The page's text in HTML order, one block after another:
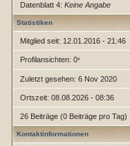
Datenblatt 4:Keine Angabe
Statistiken
Mitglied seit: 12.01.2016 - 21:46
Profilansichten: 0*
Zuletzt gesehen: 6 Nov 2020
Ortszeit: 08.08.2026 - 08:36
26 Beiträge (0 Beiträge pro Tag)
Kontaktinformationen